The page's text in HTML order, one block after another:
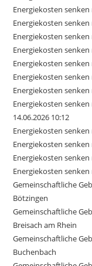
Energiekosten
Energiekosten
Energiekosten
Energiekosten
Energiekosten
Energiekosten
Energiekosten
Energiekosten
14.06.2026 10:12
Energiekosten
Energiekosten
Energiekosten
Energiekosten
Gemeinschaftliche
Bötzingen
Gemeinschaftliche
Breisach am Rhein
Gemeinschaftliche
Buchenbach